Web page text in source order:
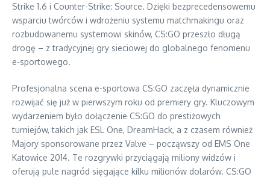
Strike 1.6 i Counter-Strike: Source. Dzięki bezprecedensowemu
wsparciu twórców i wdrożeniu systemu matchmakingu oraz
rozbudowanemu systemowi skinów, CS:GO przeszło długą
drogę – z tradycyjnej gry sieciowej do globalnego fenomenu
e-sportowego.
Profesjonalna scena e-sportowa CS:GO zaczęła dynamicznie
rozwijać się już w pierwszym roku od premiery gry. Kluczowym
wydarzeniem było dołączenie CS:GO do prestiżowych
turniejów, takich jak ESL One, DreamHack, a z czasem również
Majory sponsorowane przez Valve – począwszy od EMS One
Katowice 2014. Te rozgrywki przyciągają miliony widzów i
oferują pule nagród sięgające kilku milionów dolarów. CS:GO